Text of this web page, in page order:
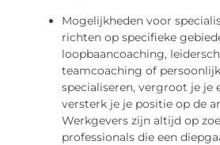
Mogelijkheden voor
richten op specifieke
loopbaancoaching,
teamcoaching of
specialiseren, vergroot je je
versterk je je positie op de
Werkgevers zijn altijd op
professionals die een